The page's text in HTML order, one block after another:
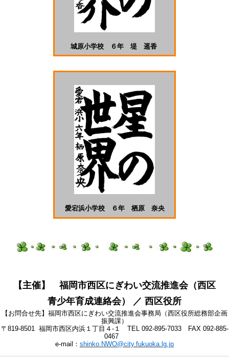
城原小学校 ６年 堤 遥香
愛宕浜小学校 ６年 栖原 奈央
【主催】 福岡市西区にぎわい交流推進会（西区
青少年育成連絡会） ／ 西区役所
【お問合せ先】福岡市西区にぎわい交流推進会事務局（西区役所総務部企画
振興課）
〒819-8501 福岡市西区内浜１丁目４-１ TEL 092-895-7033 FAX 092-885-
0467
e-mail： shinko.NWO@city.fukuoka.lg.jp